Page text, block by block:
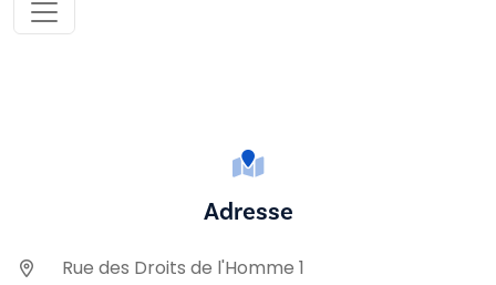
Adresse
Rue des Droits de l'Homme 1